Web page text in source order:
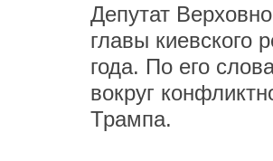
Депутат
главы киевского
года. По его
вокруг
Трампа.